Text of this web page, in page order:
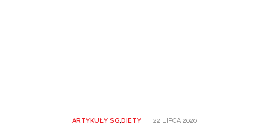
ARTYKUŁY SG,DIETY 22 LIPCA 2020